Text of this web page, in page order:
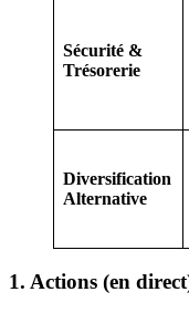
Sécurité &
Trésorerie
Diversification
Alternative
1. Actions (en